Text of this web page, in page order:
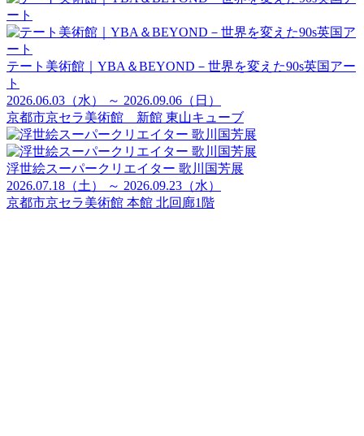
テート美術館｜YBA＆BEYOND－世界を変えた90s英国アー
ト
2026.06.03（水） ～ 2026.09.06（日）
京都市京セラ美術館 新館 東山キューブ
浮世絵スーパークリエイター 歌川国芳展
2026.07.18（土） ～ 2026.09.23（水）
京都市京セラ美術館 本館 北回廊1階